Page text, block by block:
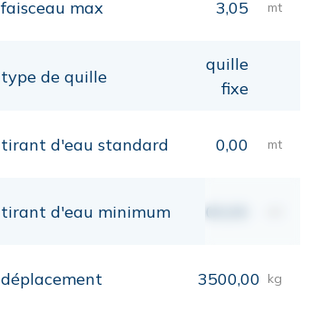
faisceau max 3,05 mt
type de quille
quille
fixe
tirant d'eau standard 0,00 mt
tirant d'eau minimum 00,00
déplacement 3500,00 kg